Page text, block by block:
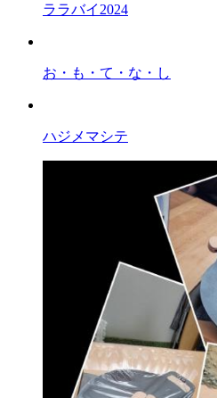
ララバイ2024
お・も・て・な・し
ハジメマシテ